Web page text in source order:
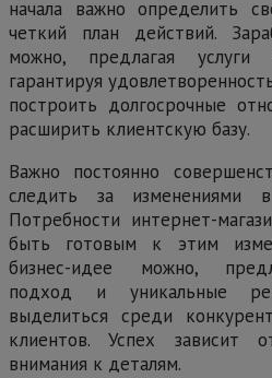
начала важно определить
четкий план действий.
можно, предлагая услуги
гарантируя
построить долгосрочные
расширить клиентскую базу.
Важно постоянно
следить за изменениями
Потребности интернет-
быть готовым к этим
бизнес-идее можно,
подход и уникальные
выделиться среди
клиентов. Успех зависит
внимания к деталям.